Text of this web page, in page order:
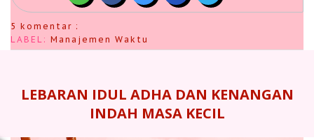
5 komentar :
LABEL: Manajemen Waktu
LEBARAN IDUL ADHA DAN KENANGAN
INDAH MASA KECIL